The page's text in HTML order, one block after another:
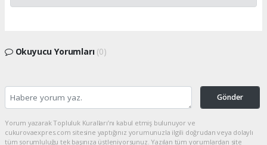
Okuyucu Yorumları (0)
Gönder
Yorum yazarak Topluluk Kuralları’nı kabul etmiş bulunuyor ve
cukurovaexpres.com sitesine yaptığınız yorumunuzla ilgili doğrudan veya dolaylı
tüm sorumluluğu tek başınıza üstleniyorsunuz. Yazılan tüm yorumlardan site